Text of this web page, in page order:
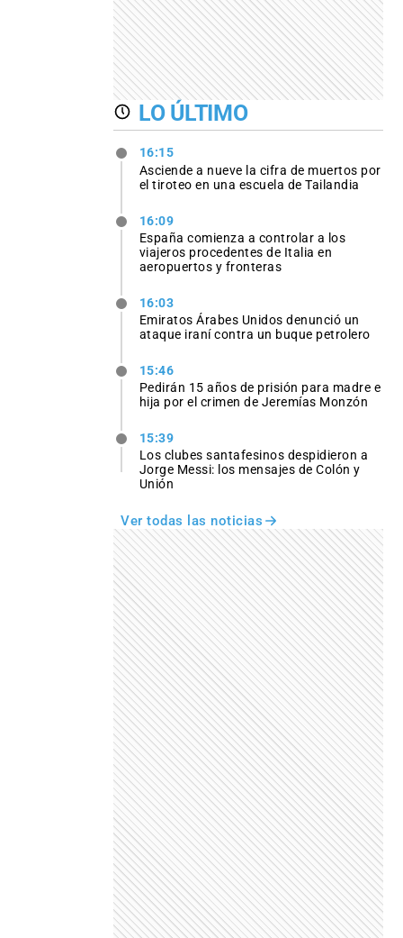
LO ÚLTIMO
16:15
Asciende a nueve la cifra de muertos por
el tiroteo en una escuela de Tailandia
16:09
España comienza a controlar a los
viajeros procedentes de Italia en
aeropuertos y fronteras
16:03
Emiratos Árabes Unidos denunció un
ataque iraní contra un buque petrolero
15:46
Pedirán 15 años de prisión para madre e
hija por el crimen de Jeremías Monzón
15:39
Los clubes santafesinos despidieron a
Jorge Messi: los mensajes de Colón y
Unión
Ver todas las noticias